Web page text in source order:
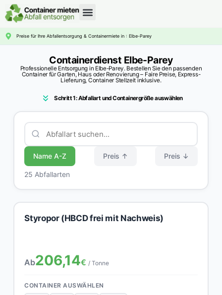
Preise für Ihre Abfallentsorgung & Containermiete in : Elbe-Parey
Containerdienst Elbe-Parey
Professionelle Entsorgung in Elbe-Parey. Bestellen Sie den passenden
Container für Garten, Haus oder Renovierung – Faire Preise, Express-
Lieferung, Container Stellzeit inklusive.
Schritt 1: Abfallart und Containergröße auswählen
Name A-Z Preis ↑ Preis ↓
25 Abfallarten
Styropor (HBCD frei mit Nachweis)
Ab206,14€ / Tonne
CONTAINER AUSWÄHLEN